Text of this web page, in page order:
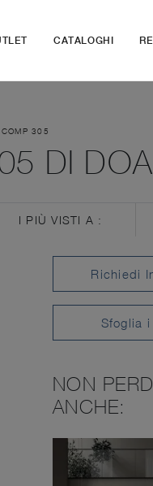
CATALOGHI
305
DI
I PIÙ VISTI A :
Richiedi
Sfoglia
NON
ANCHE: